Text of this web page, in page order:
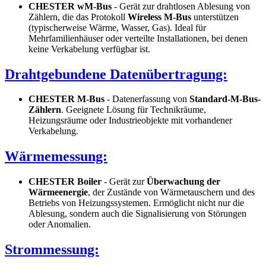
CHESTER wM-Bus - Gerät zur drahtlosen Ablesung von
Zählern, die das Protokoll Wireless M-Bus unterstützen
(typischerweise Wärme, Wasser, Gas). Ideal für
Mehrfamilienhäuser oder verteilte Installationen, bei denen
keine Verkabelung verfügbar ist.
Drahtgebundene Datenübertragung:
CHESTER M-Bus - Datenerfassung von Standard-M-Bus-
Zählern. Geeignete Lösung für Technikräume,
Heizungsräume oder Industrieobjekte mit vorhandener
Verkabelung.
Wärmemessung:
CHESTER Boiler - Gerät zurÜberwachung der
Wärmeenergie, der Zustände von Wärmetauschern und des
Betriebs von Heizungssystemen. Ermöglicht nicht nur die
Ablesung, sondern auch die Signalisierung von Störungen
oder Anomalien.
Strommessung: